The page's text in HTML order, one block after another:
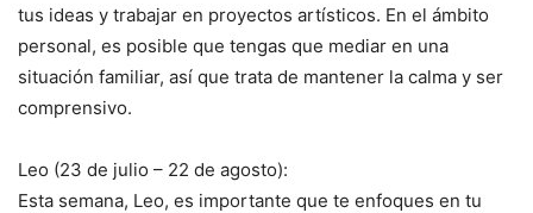
tus ideas y trabajar en proyectos artísticos. En el ámbito
personal, es posible que tengas que mediar en una
situación familiar, así que trata de mantener la calma y ser
comprensivo.
Leo (23 de julio – 22 de agosto):
Esta semana, Leo, es importante que te enfoques en tu